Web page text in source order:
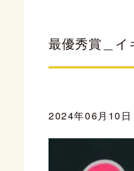
最優秀賞＿
2024年06月10日